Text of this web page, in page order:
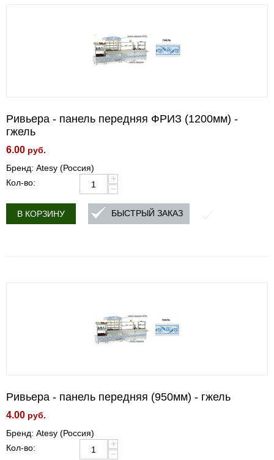
Ривьера - панель передняя ФРИЗ (1200мм) -
гжель
6.00 руб.
Бренд: Atesy (Россия)
Кол-во:
+
−
В КОРЗИНУ БЫСТРЫЙ ЗАКАЗ
Ривьера - панель передняя (950мм) - гжель
4.00 руб.
Бренд: Atesy (Россия)
Кол-во:
+
−